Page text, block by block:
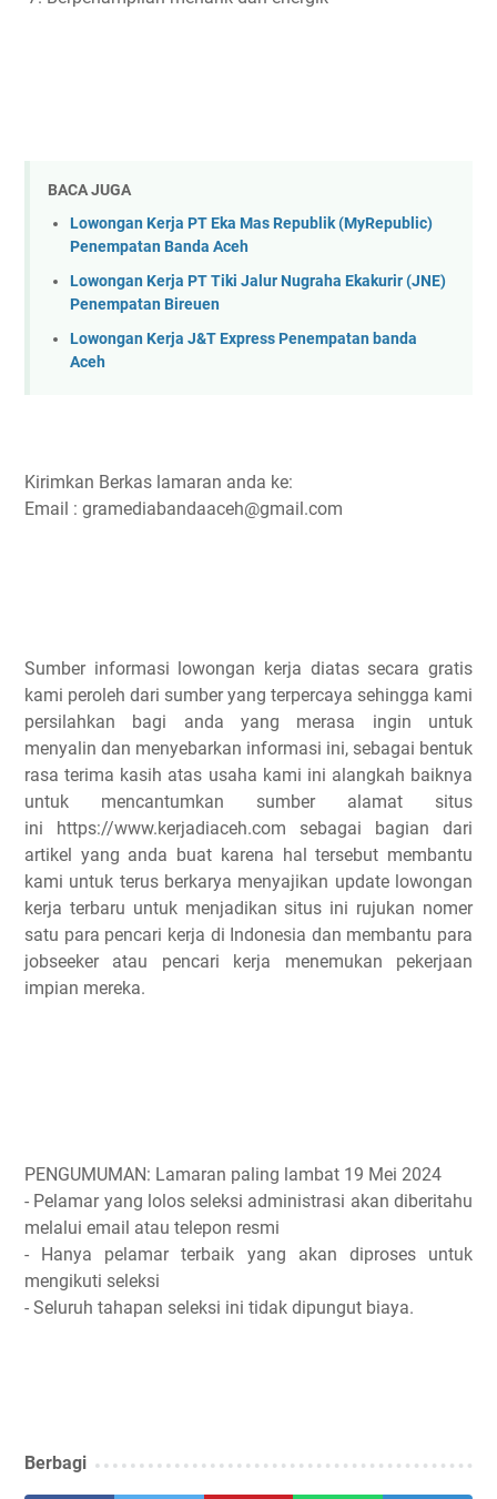
BACA JUGA
Lowongan Kerja PT Eka Mas Republik (MyRepublic)
Penempatan Banda Aceh
Lowongan Kerja PT Tiki Jalur Nugraha Ekakurir (JNE)
Penempatan Bireuen
Lowongan Kerja J&T Express Penempatan banda
Aceh
Kirimkan Berkas lamaran anda ke:
Email : gramediabandaaceh@gmail.com
Sumber informasi lowongan kerja diatas secara gratis
kami peroleh dari sumber yang terpercaya sehingga kami
persilahkan bagi anda yang merasa ingin untuk
menyalin dan menyebarkan informasi ini, sebagai bentuk
rasa terima kasih atas usaha kami ini alangkah baiknya
untuk mencantumkan sumber alamat situs
ini https://www.kerjadiaceh.com sebagai bagian dari
artikel yang anda buat karena hal tersebut membantu
kami untuk terus berkarya menyajikan update lowongan
kerja terbaru untuk menjadikan situs ini rujukan nomer
satu para pencari kerja di Indonesia dan membantu para
jobseeker atau pencari kerja menemukan pekerjaan
impian mereka.
PENGUMUMAN: Lamaran paling lambat 19 Mei 2024
- Pelamar yang lolos seleksi administrasi akan diberitahu
melalui email atau telepon resmi
- Hanya pelamar terbaik yang akan diproses untuk
mengikuti seleksi
- Seluruh tahapan seleksi ini tidak dipungut biaya.
Berbagi